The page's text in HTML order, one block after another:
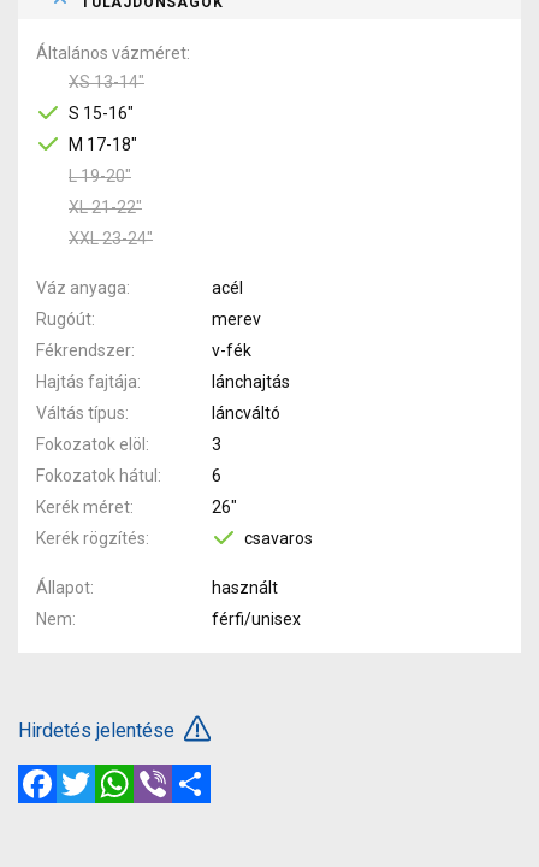
Általános vázméret
XS 13-14"
S 15-16"
M 17-18"
L 19-20"
XL 21-22"
XXL 23-24"
Váz anyaga
acél
Rugóút
merev
Fékrendszer
v-fék
Hajtás fajtája
lánchajtás
Váltás típus
láncváltó
Fokozatok elöl
3
Fokozatok hátul
6
Kerék méret
26"
Kerék rögzítés
csavaros
Állapot
használt
Nem
férfi/unisex
Hirdetés jelentése
FacebookTwitterWhatsApp
Viber